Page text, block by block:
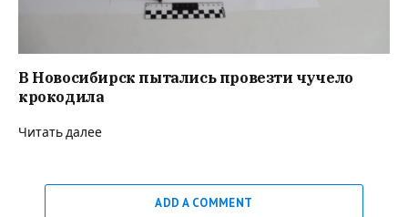
В Новосибирск пытались провезти чучело
крокодила
Читать далее
ADD A COMMENT